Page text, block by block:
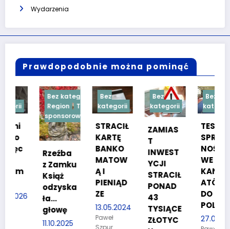
Wydarzenia
Prawdopodobnie można pominąć
Bez kategorii
Region
Treść
sponsorowana
Rzeźba
z Zamku
Książ
odzyska
ła…
głowę
11.10.2025
Bez
kategorii
STRACIŁ
KARTĘ
BANKO
MATOW
PIENIĄD
13.05.2024
Bez
kategorii
ZAMIAS
INWEST
YCJI
STRACIŁ
PONAD
TYSIĄCE
ZŁOTYC
Bez
kategorii
TESTY
SPRAW
NOŚCIO
WE DLA
KANDYD
ATÓW
POLICJI
27.03.2024